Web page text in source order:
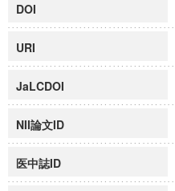
DOI
URI
JaLCDOI
NII論文ID
医中誌ID